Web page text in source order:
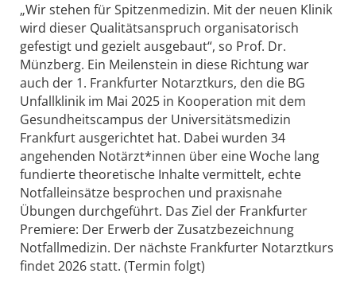
„Wir stehen für Spitzenmedizin. Mit der neuen Klinik
wird dieser Qualitätsanspruch organisatorisch
gefestigt und gezielt ausgebaut“, so Prof. Dr.
Münzberg. Ein Meilenstein in diese Richtung war
auch der 1. Frankfurter Notarztkurs, den die BG
Unfallklinik im Mai 2025 in Kooperation mit dem
Gesundheitscampus der Universitätsmedizin
Frankfurt ausgerichtet hat. Dabei wurden 34
angehenden Notärzt*innen über eine Woche lang
fundierte theoretische Inhalte vermittelt, echte
Notfalleinsätze besprochen und praxisnahe
Übungen durchgeführt. Das Ziel der Frankfurter
Premiere: Der Erwerb der Zusatzbezeichnung
Notfallmedizin. Der nächste Frankfurter Notarztkurs
findet 2026 statt. (Termin folgt)